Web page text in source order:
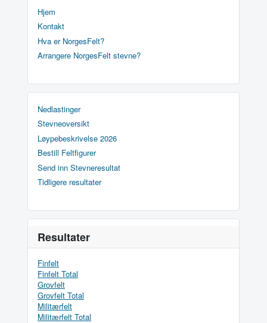
Hjem
Kontakt
Hva er NorgesFelt?
Arrangere NorgesFelt stevne?
Nedlastinger
Stevneoversikt
Løypebeskrivelse 2026
Bestill Feltfigurer
Send inn Stevneresultat
Tidligere resultater
Resultater
Finfelt
Finfelt Total
Grovfelt
Grovfelt Total
Militærfelt
Militærfelt Total